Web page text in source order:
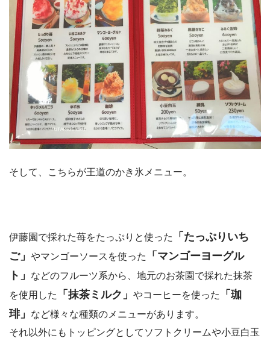
そして、こちらが王道のかき氷メニュー。
伊藤園で採れた苺をたっぷりと使った
「たっぷりいち
ご」 やマンゴーソースを使った
「マンゴーヨーグル
ト」
などのフルーツ系から、地元のお茶園で採れた抹茶
を使用した
「抹茶ミルク」 やコーヒーを使った
「珈
琲」
など様々な種類のメニューがあります。
それ以外にもトッピングとしてソフトクリームや小豆白玉